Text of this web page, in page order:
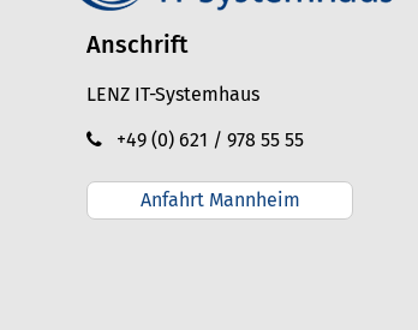
Anschrift
LENZ IT-Systemhaus
+49 (0) 621 / 978 55 55
Anfahrt Mannheim